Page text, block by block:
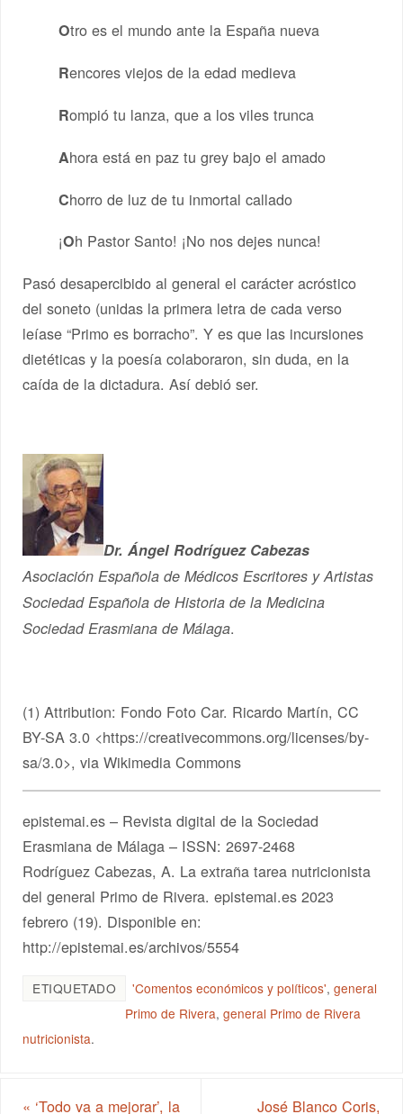
Otro es el mundo ante la España nueva
Rencores viejos de la edad medieva
Rompió tu lanza, que a los viles trunca
Ahora está en paz tu grey bajo el amado
Chorro de luz de tu inmortal callado
¡Oh Pastor Santo! ¡No nos dejes nunca!
Pasó desapercibido al general el carácter acróstico
del soneto (unidas la primera letra de cada verso
leíase “Primo es borracho”. Y es que las incursiones
dietéticas y la poesía colaboraron, sin duda, en la
caída de la dictadura. Así debió ser.
Dr. Ángel Rodríguez Cabezas
Asociación Española de Médicos Escritores y Artistas
Sociedad Española de Historia de la Medicina
Sociedad Erasmiana de Málaga.
(1) Attribution: Fondo Foto Car. Ricardo Martín, CC
BY-SA 3.0 <https://creativecommons.org/licenses/by-
sa/3.0>, via Wikimedia Commons
epistemai.es – Revista digital de la Sociedad
Erasmiana de Málaga – ISSN: 2697-2468
Rodríguez Cabezas, A. La extraña tarea nutricionista
del general Primo de Rivera. epistemai.es 2023
febrero (19). Disponible en:
http://epistemai.es/archivos/5554
ETIQUETADO 'Comentos económicos y políticos',general
Primo de Rivera,general Primo de Rivera
nutricionista.
« ‘Todo va a mejorar’, la José Blanco Coris,